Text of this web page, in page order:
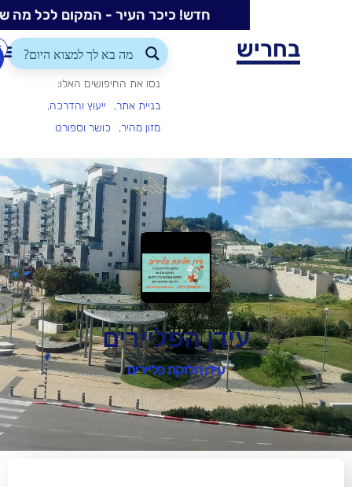
חדש! כיכר העיר - המקום לכל מה שקורה בעיר
ייעוץ והדרכה
כושר וספורט
התחברות/הרשמה
הוספת
עסק
עידן הפליירים
עידן חלוקת פליירים